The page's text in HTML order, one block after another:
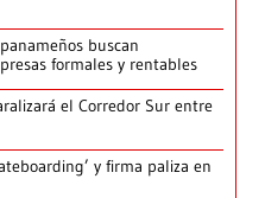
buscan
formales y rentables
el Corredor Sur entre
y firma paliza en